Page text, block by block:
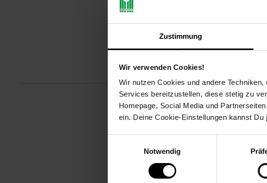
Zustimmung
Wir verwenden Cookies!
Wir nutzen Cookies und andere
Services bereitzustellen, diese stetig zu
Homepage, Social Media und
ein. Deine Cookie-Einstellungen kannst Du
Notwendig
Produktbeschreibung
Mit dem Steba Raclettegrill R8 haben Sie alle
Raclette Abend ein. Im Lieferumfang
Artikelnummer: 3092866000
EAN: 4011833303790
Artikel gehört zur Kategorie:
Raclette & Fondue